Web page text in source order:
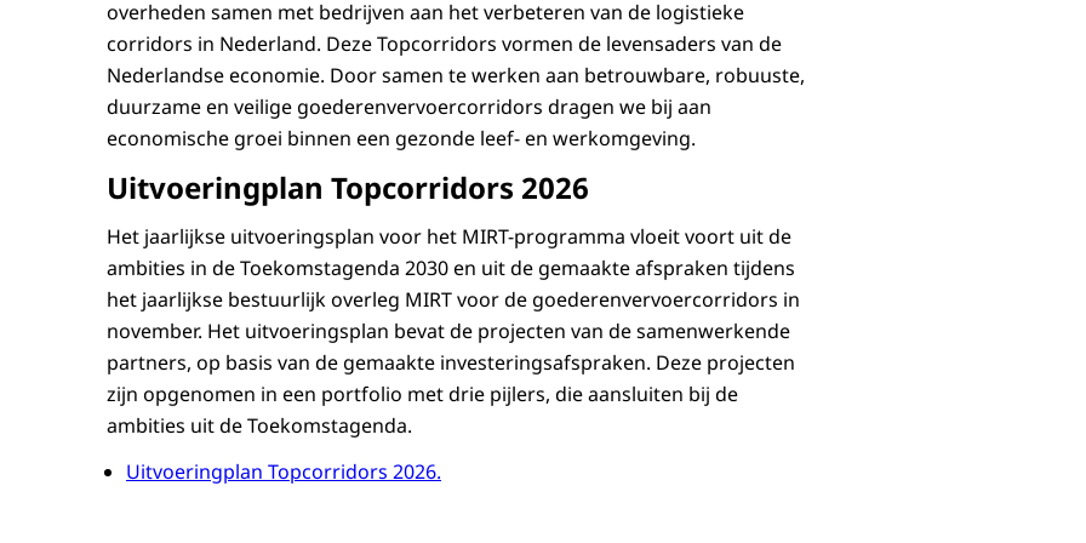
overheden samen met bedrijven aan het verbeteren van de logistieke
corridors in Nederland. Deze Topcorridors vormen de levensaders van de
Nederlandse economie. Door samen te werken aan betrouwbare, robuuste,
duurzame en veilige goederenvervoercorridors dragen we bij aan
economische groei binnen een gezonde leef- en werkomgeving.
Uitvoeringplan Topcorridors 2026
Het jaarlijkse uitvoeringsplan voor het MIRT-programma vloeit voort uit de
ambities in de Toekomstagenda 2030 en uit de gemaakte afspraken tijdens
het jaarlijkse bestuurlijk overleg MIRT voor de goederenvervoercorridors in
november. Het uitvoeringsplan bevat de projecten van de samenwerkende
partners, op basis van de gemaakte investeringsafspraken. Deze projecten
zijn opgenomen in een portfolio met drie pijlers, die aansluiten bij de
ambities uit de Toekomstagenda.
Uitvoeringplan Topcorridors 2026.